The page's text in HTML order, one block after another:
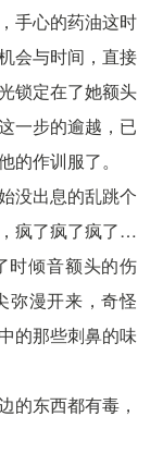
手心的药油这时
会与时间，直接
锁定在了她额头
一步的逾越，已
作训服了。
没出息的乱跳个
疯了疯了疯了…
时倾音额头的伤
弥漫开来，奇怪
的那些刺鼻的味
的东西都有毒，